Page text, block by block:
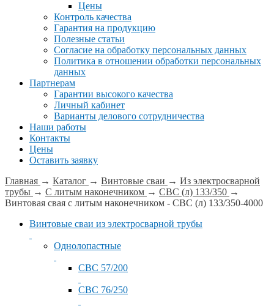
Цены
Контроль качества
Гарантия на продукцию
Полезные статьи
Согласие на обработку персональных данных
Политика в отношении обработки персональных
данных
Партнерам
Гарантии высокого качества
Личный кабинет
Варианты делового сотрудничества
Наши работы
Контакты
Цены
Оставить заявку
Главная → Каталог → Винтовые сваи → Из электросварной
трубы → С литым наконечником → СВС (л) 133/350 →
Винтовая свая с литым наконечником - СВС (л) 133/350-4000
Винтовые сваи из электросварной трубы
Однолопастные
СВС 57/200
СВС 76/250